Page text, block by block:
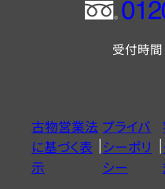
フ
ー
ヤ
ル
受付時
古物営業法
に基づく表
示
プライバ
シーポリ
シー